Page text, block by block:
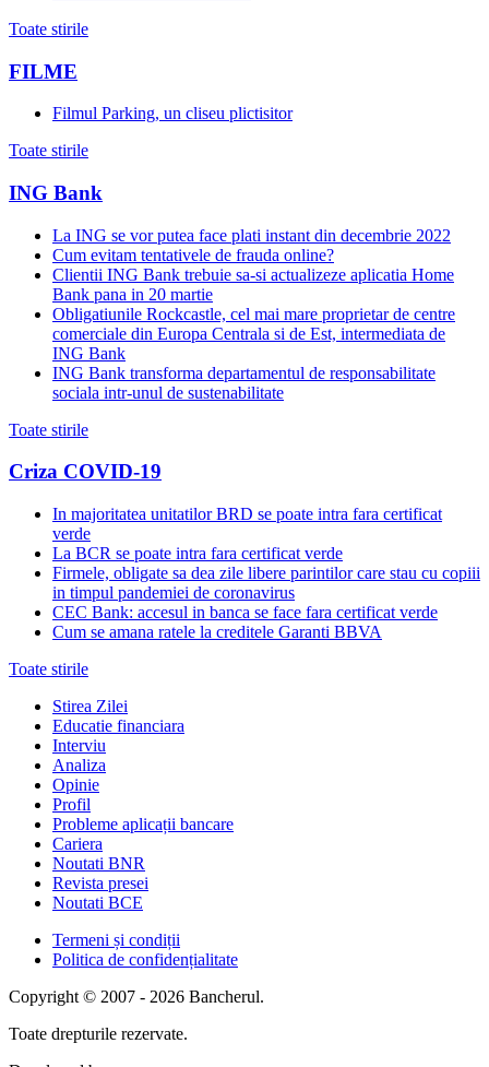
Toate stirile
FILME
Filmul Parking, un cliseu plictisitor
Toate stirile
ING Bank
La ING se vor putea face plati instant din decembrie 2022
Cum evitam tentativele de frauda online?
Clientii ING Bank trebuie sa-si actualizeze aplicatia Home
Bank pana in 20 martie
Obligatiunile Rockcastle, cel mai mare proprietar de centre
comerciale din Europa Centrala si de Est, intermediata de
ING Bank
ING Bank transforma departamentul de responsabilitate
sociala intr-unul de sustenabilitate
Toate stirile
Criza COVID-19
In majoritatea unitatilor BRD se poate intra fara certificat
verde
La BCR se poate intra fara certificat verde
Firmele, obligate sa dea zile libere parintilor care stau cu copiii
in timpul pandemiei de coronavirus
CEC Bank: accesul in banca se face fara certificat verde
Cum se amana ratele la creditele Garanti BBVA
Toate stirile
Stirea Zilei
Educatie financiara
Interviu
Analiza
Opinie
Profil
Probleme aplicații bancare
Cariera
Noutati BNR
Revista presei
Noutati BCE
Termeni și condiții
Politica de confidențialitate
Copyright © 2007 - 2026 Bancherul.
Toate drepturile rezervate.